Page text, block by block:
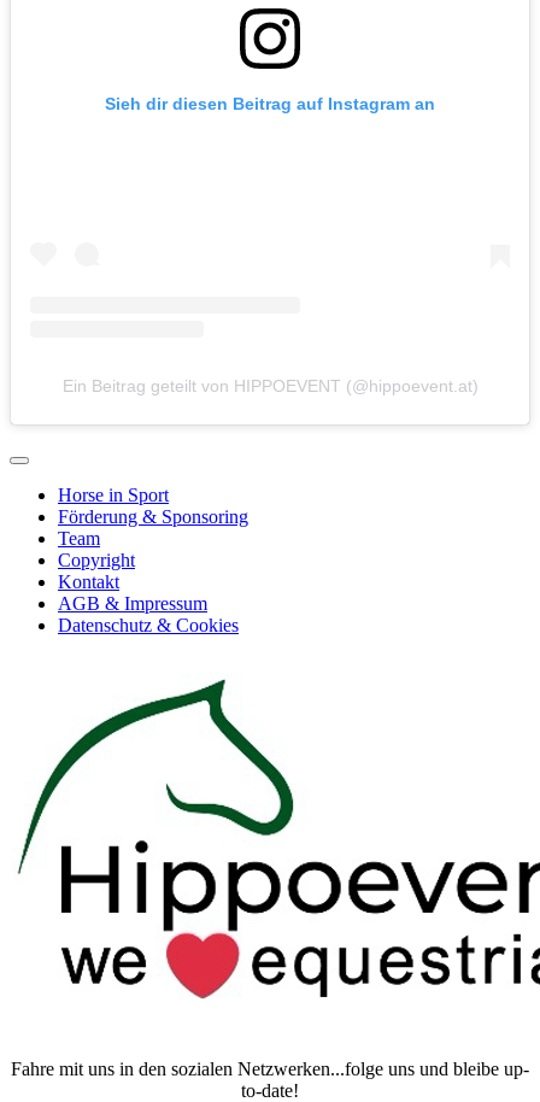
Sieh dir diesen Beitrag auf Instagram an
Ein Beitrag geteilt von HIPPOEVENT (@hippoevent.at)
Horse in Sport
Förderung & Sponsoring
Team
Copyright
Kontakt
AGB & Impressum
Datenschutz & Cookies
Fahre mit uns in den sozialen Netzwerken...folge uns und bleibe up-
to-date!